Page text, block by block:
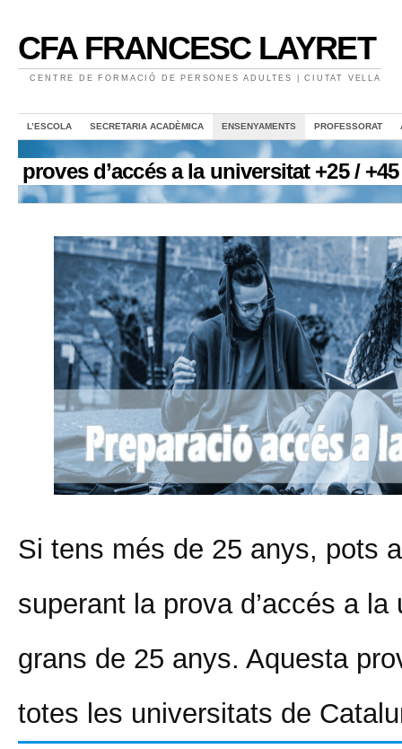
CFA FRANCESC LAYRET
CENTRE DE FORMACIÓ DE PERSONES ADULTES | CIUTAT VELLA
L’ESCOLA SECRETARIA ACADÈMICA ENSENYAMENTS PROFESSORAT
proves d’accés a la universitat +25 / +45
Si tens més de 25 anys, pots
superant la prova d’accés a
grans de 25 anys. Aquesta
totes les universitats de